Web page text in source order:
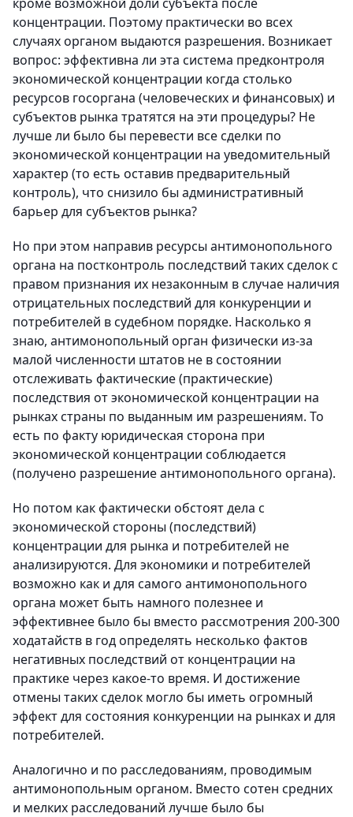
концентрации. Поэтому практически во всех
случаях органом выдаются разрешения. Возникает
вопрос: эффективна ли эта система предконтроля
экономической концентрации когда столько
ресурсов госоргана (человеческих и финансовых) и
субъектов рынка тратятся на эти процедуры? Не
лучше ли было бы перевести все сделки по
экономической концентрации на уведомительный
характер (то есть оставив предварительный
контроль), что снизило бы административный
барьер для субъектов рынка?
Но при этом направив ресурсы антимонопольного
органа на постконтроль последствий таких сделок с
правом признания их незаконным в случае наличия
отрицательных последствий для конкуренции и
потребителей в судебном порядке. Насколько я
знаю, антимонопольный орган физически из-за
малой численности штатов не в состоянии
отслеживать фактические (практические)
последствия от экономической концентрации на
рынках страны по выданным им разрешениям. То
есть по факту юридическая сторона при
экономической концентрации соблюдается
(получено разрешение антимонопольного органа).
Но потом как фактически обстоят дела с
экономической стороны (последствий)
концентрации для рынка и потребителей не
анализируются. Для экономики и потребителей
возможно как и для самого антимонопольного
органа может быть намного полезнее и
эффективнее было бы вместо рассмотрения 200-300
ходатайств в год определять несколько фактов
негативных последствий от концентрации на
практике через какое-то время. И достижение
отмены таких сделок могло бы иметь огромный
эффект для состояния конкуренции на рынках и для
потребителей.
Аналогично и по расследованиям, проводимым
антимонопольным органом. Вместо сотен средних
и мелких расследований лучше было бы